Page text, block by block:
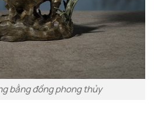
bằng đồng phong thủy